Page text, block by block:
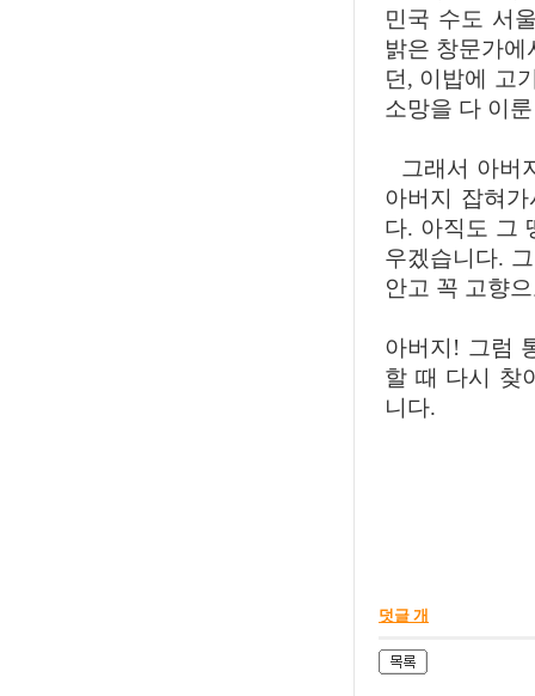
민국 수도 서
밝은 창문가
던, 이밥에 고
소망을 다 이
그래서 아버
아버지 잡혀
다. 아직도 그
우겠습니다.
안고 꼭 고향
아버지! 그럼
할 때 다시 찾
니다.
덧글 개